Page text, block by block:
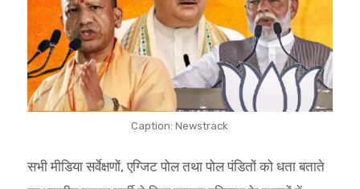
Caption: Newstrack
सभी मीडिया सर्वेक्षणों, एग्जिट पोल तथा पोल पंडितों को धता बताते